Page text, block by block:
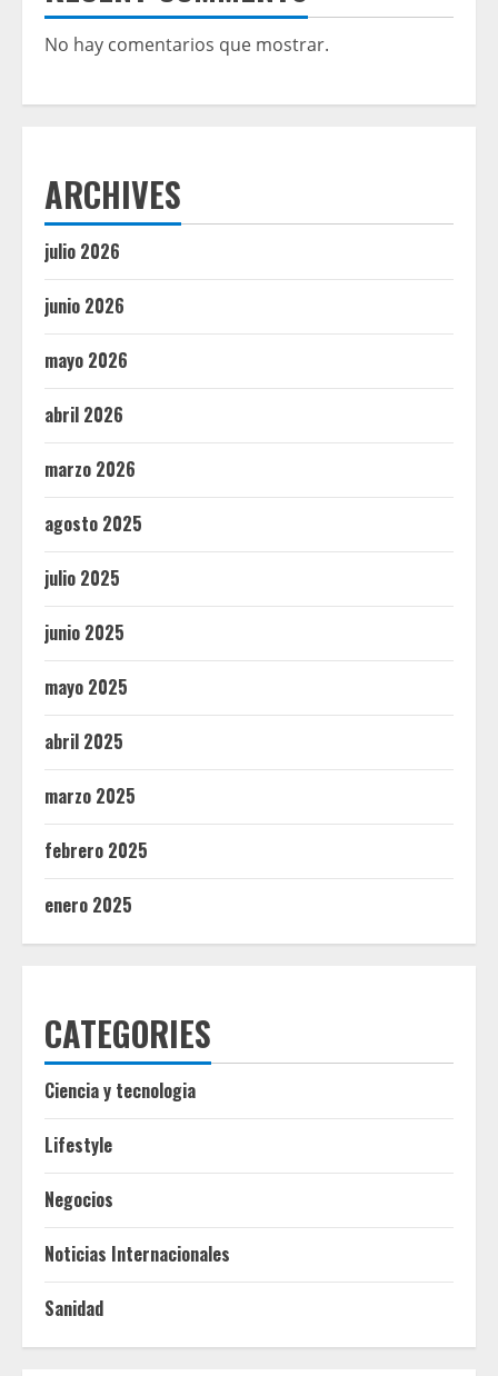
No hay comentarios que mostrar.
ARCHIVES
julio 2026
junio 2026
mayo 2026
abril 2026
marzo 2026
agosto 2025
julio 2025
junio 2025
mayo 2025
abril 2025
marzo 2025
febrero 2025
enero 2025
CATEGORIES
Ciencia y tecnologia
Lifestyle
Negocios
Noticias Internacionales
Sanidad